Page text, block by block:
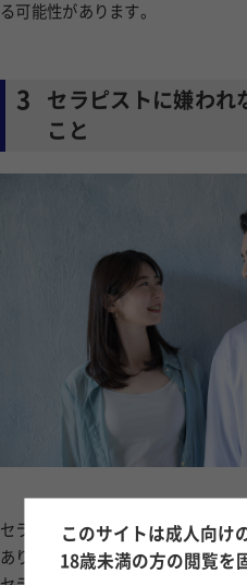
る可能性があります。
3
セラピストに嫌われ
こと
セラピストに嫌われないために意
あります。
このサイトは成人向け
18歳未満の方の閲覧を